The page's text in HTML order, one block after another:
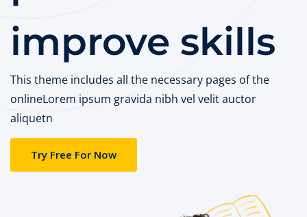
Sanitaires
Généralistes
option Santé
Médico-
Analyses
Aide chimiste-biologiste
Secrétariat médical
improve skills
This theme includes all the necessary pages of the
onlineLorem ipsum gravida nibh vel velit auctor
aliquetn
Try Free For Now